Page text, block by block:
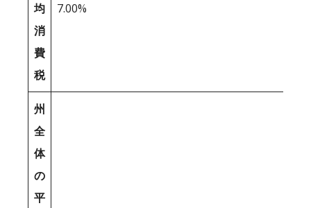
均
消
費
税
7.00%
州
全
体
の
平